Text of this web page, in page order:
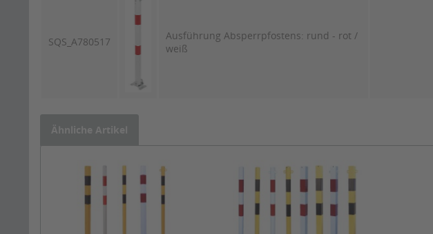
SQS_A780517
Ausführung Absperrpfostens: rund - rot /
weiß
Ähnliche Artikel